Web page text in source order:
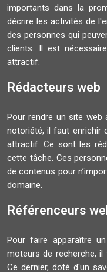
importants dans la
décrire les activités de
des personnes qui
clients. Il est
attractif.
Rédacteurs web
Pour rendre un site
notoriété, il faut enrichir
attractif. Ce sont les
cette tâche. Ces
de contenus pour
domaine.
Référenceurs
Pour faire apparaître
moteurs de recherche,
Ce dernier, doté d'un